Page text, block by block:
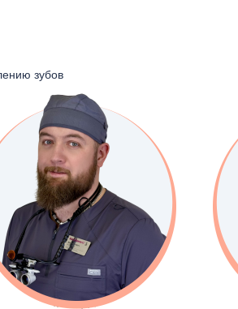
стоматолога-ПАРОДОНТОЛОГА
стоматолога-ХИРУРГА
ДЕТСКОГО врача-стоматолога (в т.ч.
зубов